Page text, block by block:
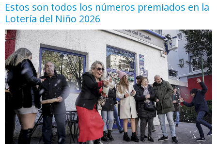
Estos son todos los números premiados en la
Lotería del Niño 2026